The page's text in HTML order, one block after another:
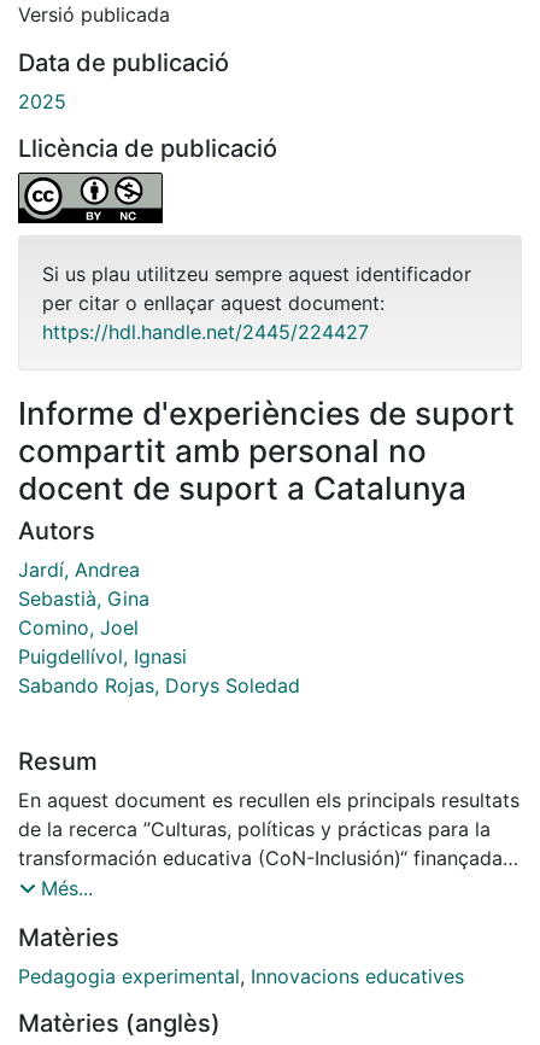
Versió publicada
Data de publicació
2025
Llicència de publicació
Si us plau utilitzeu sempre aquest identificador
per citar o enllaçar aquest document:
https://hdl.handle.net/2445/224427
Informe d'experiències de suport
compartit amb personal no
docent de suport a Catalunya
Autors
Jardí, Andrea
Sebastià, Gina
Comino, Joel
Puigdellívol, Ignasi
Sabando Rojas, Dorys Soledad
Resum
En aquest document es recullen els principals resultats
de la recerca ”Culturas, políticas y prácticas para la
transformación educativa (CoN-Inclusión)“ finançada
pel Ministerio de Ciencia, Innovación y Universidades i
Autónoma de Madrid que recull les experiències de
col·laboració docent i codocència de docents
El present informe inclou els resultats del personal no
Més...
Matèries
Pedagogia experimental, Innovacions educatives
Matèries (anglès)